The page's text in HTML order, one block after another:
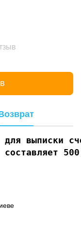
для выписки
составляет